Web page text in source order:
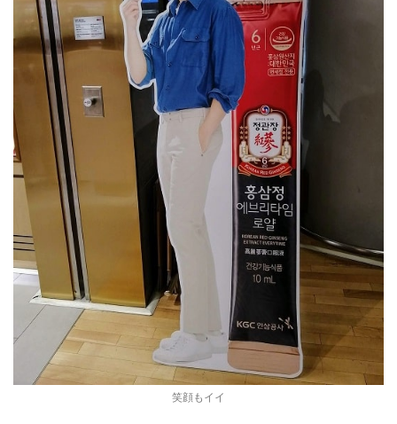
笑顔もイイ